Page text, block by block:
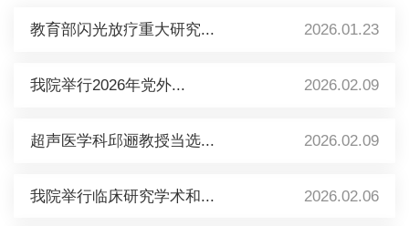
教育部闪光放疗重大研究... 2026.01.23
我院举行2026年党外... 2026.02.09
超声医学科邱逦教授当选... 2026.02.09
我院举行临床研究学术和... 2026.02.06